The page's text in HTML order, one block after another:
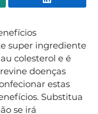
super ingrediente
colesterol e é
doenças
estas
Substitua
se irá